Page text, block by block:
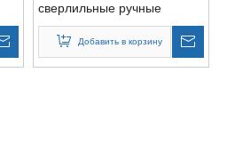
сверлильные ручные
машины для механического
буренияДобавить в корзину